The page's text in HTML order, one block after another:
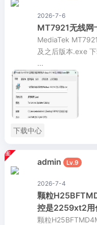
2026-7-6
MT7921无线网
MediaTek
及之后版本.exe
...
下载中心
admin Lv.9
2026-7-4
颗粒
控是2259xt2用
颗粒